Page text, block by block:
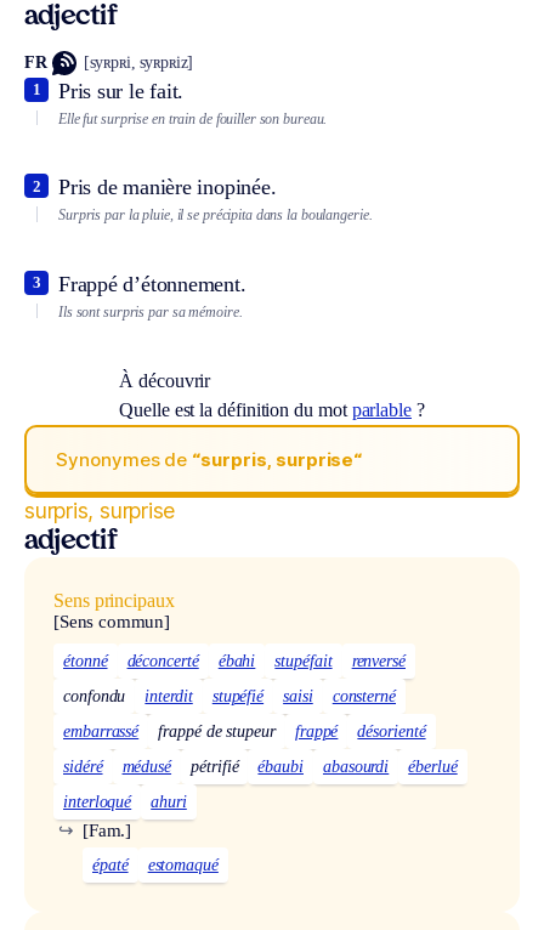
adjectif
FR [syʀpʀi, syʀpʀiz]
Pris sur le fait.
1
Elle fut surprise en train de fouiller son bureau.
Pris de manière inopinée.
2
Surpris par la pluie, il se précipita dans la boulangerie.
Frappé d’étonnement.
3
Ils sont surpris par sa mémoire.
À découvrir
Quelle est la définition du mot parlable?
Synonymes de “surpris, surprise“
surpris, surprise
adjectif
Sens principaux
[Sens commun]
étonné déconcerté ébahi stupéfait
renversé
confondu
interdit stupéfié saisi
consterné
embarrassé
frappé de stupeur frappé
désorienté
sidéré
médusé pétrifié ébaubi abasourdi
éberlué
interloqué
ahuri
[Fam.]
↪
épaté estomaqué